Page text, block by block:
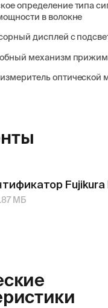
определение типа
в волокне
дисплей с
механизм
оптической
Fujikura
МБ